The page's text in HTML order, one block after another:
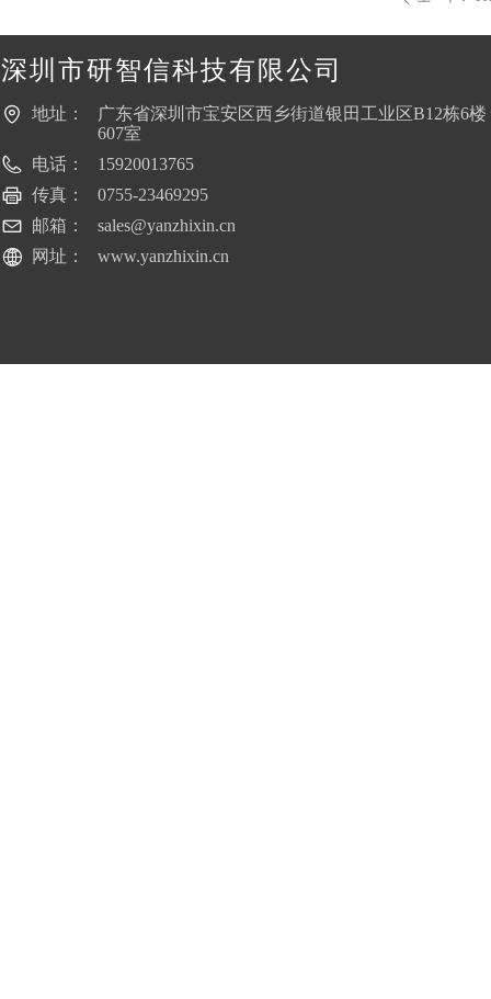
深圳市研智信科技有限公司
地址：
广东省深圳市宝安区西乡街道银田工业区B12栋6楼
607室
电话：
15920013765
传真：
0755-23469295
邮箱：
sales@yanzhixin.cn
网址：
www.yanzhixin.cn